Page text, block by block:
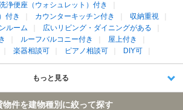
浄便座（ウォシュレット）付き
付き
カウンターキッチン付き
収納重視
ルーム
広いリビング・ダイニングがある
ルーフバルコニー付き
屋上付き
楽器相談可 ピアノ相談可 DIY可
もっと見る
件を建物種別に絞って探す